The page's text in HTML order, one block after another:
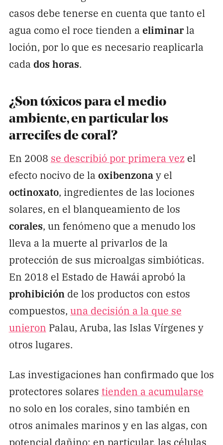
casos debe tenerse en cuenta que tanto el
agua como el roce tienden a eliminarla
loción, por lo que es necesario reaplicarla
cada dos horas.
¿Son tóxicos para el medio
ambiente, en particular los
arrecifes de coral?
En 2008 se describió por primera vez el
efecto nocivo de la oxibenzonay el
octinoxato, ingredientes de las lociones
solares, en el blanqueamiento de los
corales, un fenómeno que a menudo los
lleva a la muerte al privarlos de la
protección de sus microalgas simbióticas.
En 2018 el Estado de Hawái aprobó la
prohibiciónde los productos con estos
compuestos, una decisión a la que se
unieron Palau, Aruba, las Islas Vírgenes y
otros lugares.
Las investigaciones han confirmado que los
protectores solares tienden a acumularse
no solo en los corales, sino también en
otros animales marinos y en las algas, con
potencial dañino; en particular, las células